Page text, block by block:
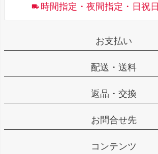
時間指定・夜間指定・日祝
お支払い
配送・送料
返品・交換
お問合せ先
コンテンツ